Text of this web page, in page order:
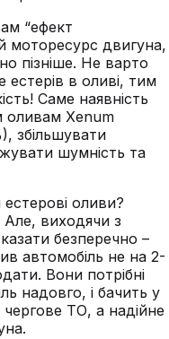
“ефект
моторесурс двигуна,
пізніше. Не варто
естерів в оливі, тим
Саме наявність
оливам Xenum
збільшувати
шумність та
оливи?
виходячи з
безперечно –
автомобіль не на 2-
Вони потрібні
надовго, і бачить у
чергове ТО, а надійне